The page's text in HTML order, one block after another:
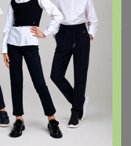
необходимо
на сайте!